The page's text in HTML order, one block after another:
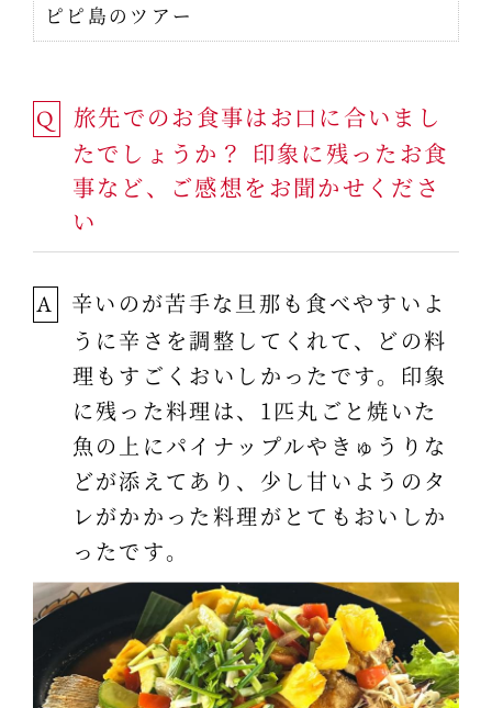
ピピ島のツアー
Q
旅先でのお食事はお口に合いまし
たでしょうか？ 印象に残ったお食
事など、ご感想をお聞かせくださ
い
A
辛いのが苦手な旦那も食べやすいよ
うに辛さを調整してくれて、どの料
理もすごくおいしかったです。印象
に残った料理は、1匹丸ごと焼いた
魚の上にパイナップルやきゅうりな
どが添えてあり、少し甘いようのタ
レがかかった料理がとてもおいしか
ったです。